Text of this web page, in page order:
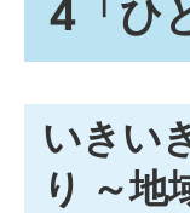
4「ひ
いきい
り ～地